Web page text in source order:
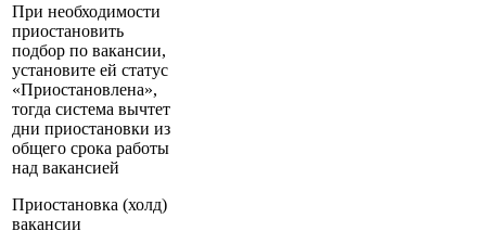
При необходимости
приостановить
подбор по вакансии,
установите ей статус
«Приостановлена»,
тогда система вычтет
дни приостановки из
общего срока работы
над вакансией
Приостановка (холд)
вакансии